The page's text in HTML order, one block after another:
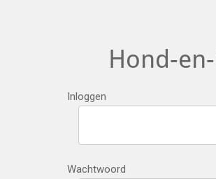
Hond-
Inloggen
Wachtwoord